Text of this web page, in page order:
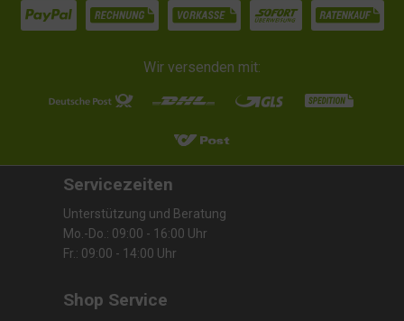
Wir versenden mit:
Servicezeiten
Unterstützung und Beratung
Mo.-Do.: 09:00 - 16:00 Uhr
Fr.: 09:00 - 14:00 Uhr
Shop Service